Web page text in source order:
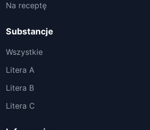
Na receptę
Substancje
Wszystkie
Litera A
Litera B
Litera C